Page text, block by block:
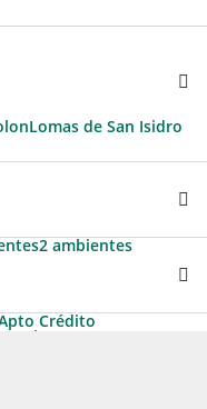
Lomas de San Isidro
2 ambientes
Crédito
Permite Mascotas